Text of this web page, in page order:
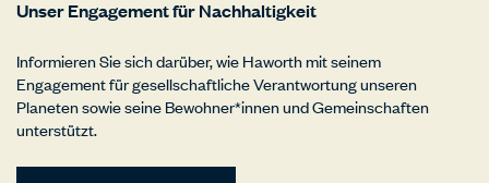
Unser Engagement für Nachhaltigkeit
Informieren Sie sich darüber, wie Haworth mit seinem
Engagement für gesellschaftliche Verantwortung unseren
Planeten sowie seine Bewohner*innen und Gemeinschaften
unterstützt.